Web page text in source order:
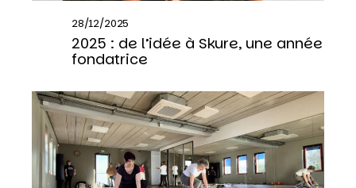
28/12/2025
2025 : de l’idée à Skure, une année
fondatrice